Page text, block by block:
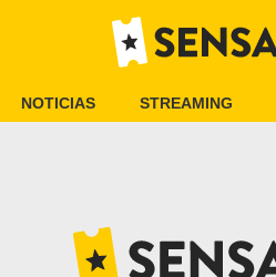
NOTICIAS STREAMING